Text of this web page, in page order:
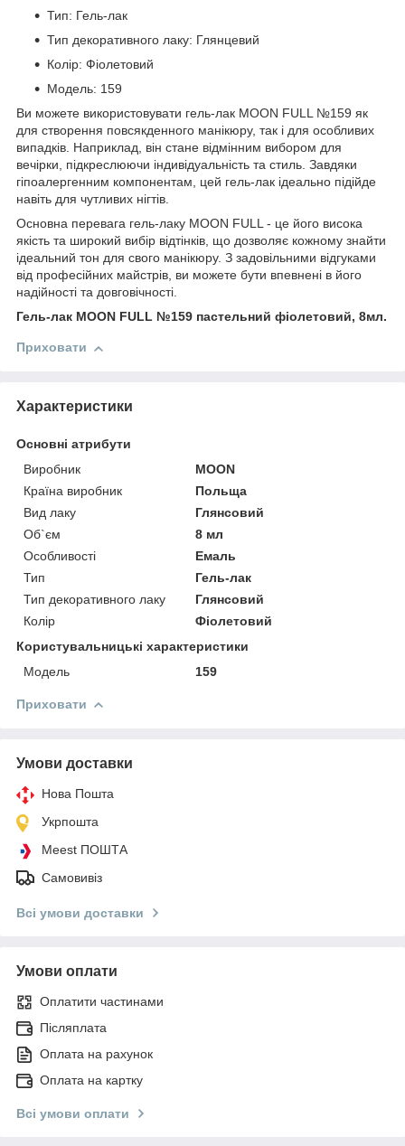
Тип: Гель-лак
Тип декоративного лаку: Глянцевий
Колір: Фіолетовий
Модель: 159
Ви можете використовувати гель-лак MOON FULL №159 як
для створення повсякденного манікюру, так і для особливих
випадків. Наприклад, він стане відмінним вибором для
вечірки, підкреслюючи індивідуальність та стиль. Завдяки
гіпоалергенним компонентам, цей гель-лак ідеально підійде
навіть для чутливих нігтів.
Основна перевага гель-лаку MOON FULL - це його висока
якість та широкий вибір відтінків, що дозволяє кожному знайти
ідеальний тон для свого манікюру. З задовільними відгуками
від професійних майстрів, ви можете бути впевнені в його
надійності та довговічності.
Гель-лак MOON FULL №159 пастельний фіолетовий, 8мл.
Приховати
Характеристики
Основні атрибути
Виробник
MOON
Країна виробник
Польща
Вид лаку
Глянсовий
Об`єм
8 мл
Особливості
Емаль
Тип
Гель-лак
Тип декоративного лаку
Глянсовий
Колір
Фіолетовий
Користувальницькі характеристики
Мoдель
159
Приховати
Умови доставки
Нова Пошта
Укрпошта
Meest ПОШТА
Самовивіз
Всі умови доставки
Умови оплати
Оплатити частинами
Післяплата
Оплата на рахунок
Оплата на картку
Всі умови оплати